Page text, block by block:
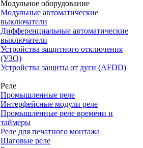
Модульное оборудование
Модульные автоматические
выключатели
Дифференциальные автоматические
выключатели
Устройства защитного отключения
(УЗО)
Устройства защиты от дуги (AFDD)
Реле
Промышленные реле
Интерфейсные модули реле
Промышленные реле времени и
таймеры
Реле для печатного монтажа
Шаговые реле